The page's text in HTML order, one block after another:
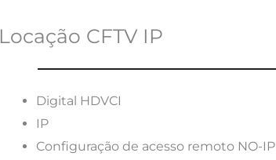
Locação CFTV IP
Digital HDVCI
IP
Configuração de acesso remoto NO-IP